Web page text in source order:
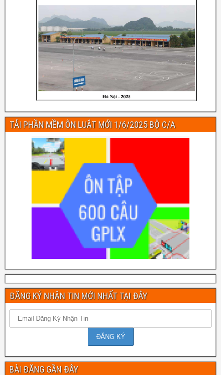
TẢI PHẦN MỀM ÔN LUẬT MỚI 1/6/2025 BỘ C/A
ĐĂNG KÝ NHẬN TIN MỚI NHẤT TẠI ĐÂY
BÀI ĐĂNG GẦN ĐÂY